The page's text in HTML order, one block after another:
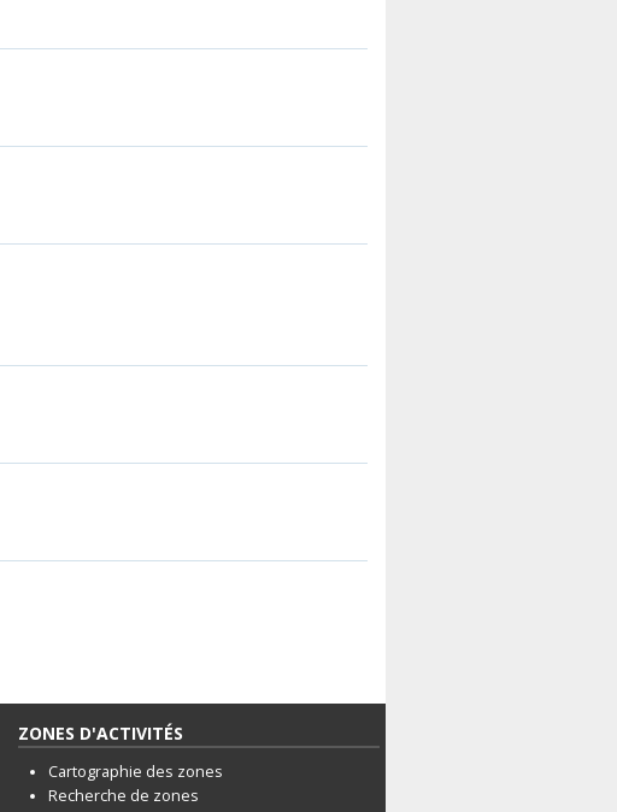
ZONES D'ACTIVITÉS
Cartographie des zones
Recherche de zones